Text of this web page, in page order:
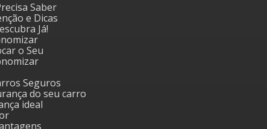
Saber
e Dicas
Já!
o Seu
Seguros
do seu carro
ideal